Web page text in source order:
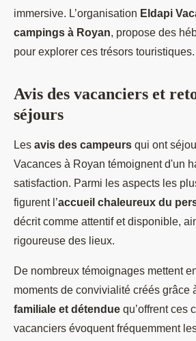
immersive. L’organisation Eldapi
campings à Royan, propose des
pour explorer ces trésors touristiques.
Avis des vacanciers et
séjours
Les avis des campeurs qui ont
Vacances à Royan témoignent d'un
satisfaction. Parmi les aspects les
figurent l’accueil chaleureux du
décrit comme attentif et disponible,
rigoureuse des lieux.
De nombreux témoignages mettent
moments de convivialité créés grâce
familiale et détendue qu’offrent ces
vacanciers évoquent fréquemment